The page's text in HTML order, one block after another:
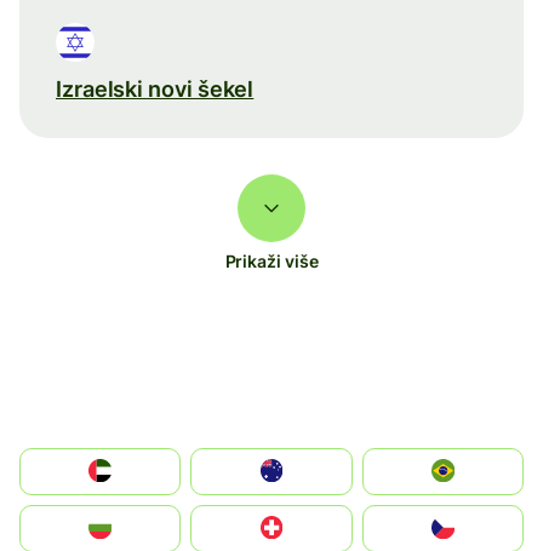
Izraelski novi šekel
Prikaži više
الإمارات العربية المتحدة
Switzerland